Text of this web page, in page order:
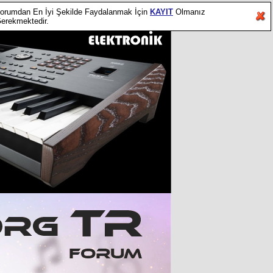
En İyi Şekilde Faydalanmak İçin KAYIT Olmanız